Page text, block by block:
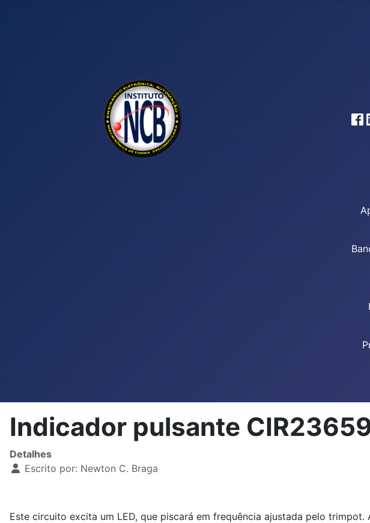
Indicador pulsante
Detalhes
Escrito por: Newton C. Braga
Este circuito excita um LED, que piscará em frequência ajustada pelo